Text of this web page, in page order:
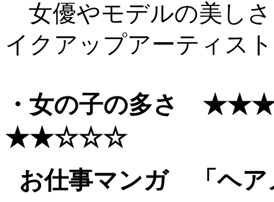
女優やモデルの美し
イクアップアーティス
・女の子の多さ
★★☆☆☆
お仕事マンガ 「ヘア